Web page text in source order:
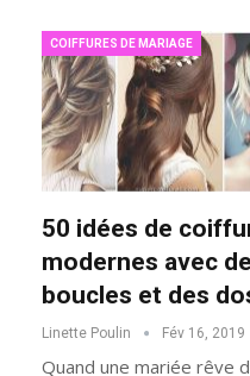
COIFFURES DE MARIAGE
50 idées de
modernes avec
boucles et des
Linette Poulin Fév 16, 2019
Quand une mariée rêve